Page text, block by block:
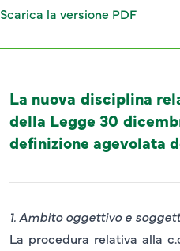
Scarica la versione PDF
La nuova disciplina
della Legge 30
definizione agevolata
1. Ambito oggettivo e
La procedura relativa alla